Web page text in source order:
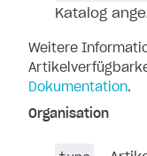
Katalog
Weitere
Dokumentation.
Organisation